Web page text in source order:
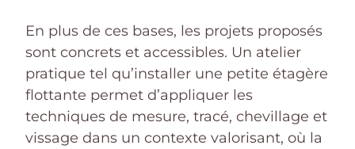
En plus de ces bases, les projets proposés
sont concrets et accessibles. Un atelier
pratique tel qu’installer une petite étagère
flottante permet d’appliquer les
techniques de mesure, tracé, chevillage et
vissage dans un contexte valorisant, où la